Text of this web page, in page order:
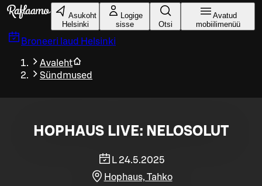
Liigu peamise sisu juurde
Asukoht
Helsinki
Logige
sisse
Otsi
Avatud
mobiilimenüü
Broneeri laud Helsinki
Avaleht
Sündmused
HOPHAUS LIVE: NELOSOLUT
L 24.5.2025
Hophaus, Tahko